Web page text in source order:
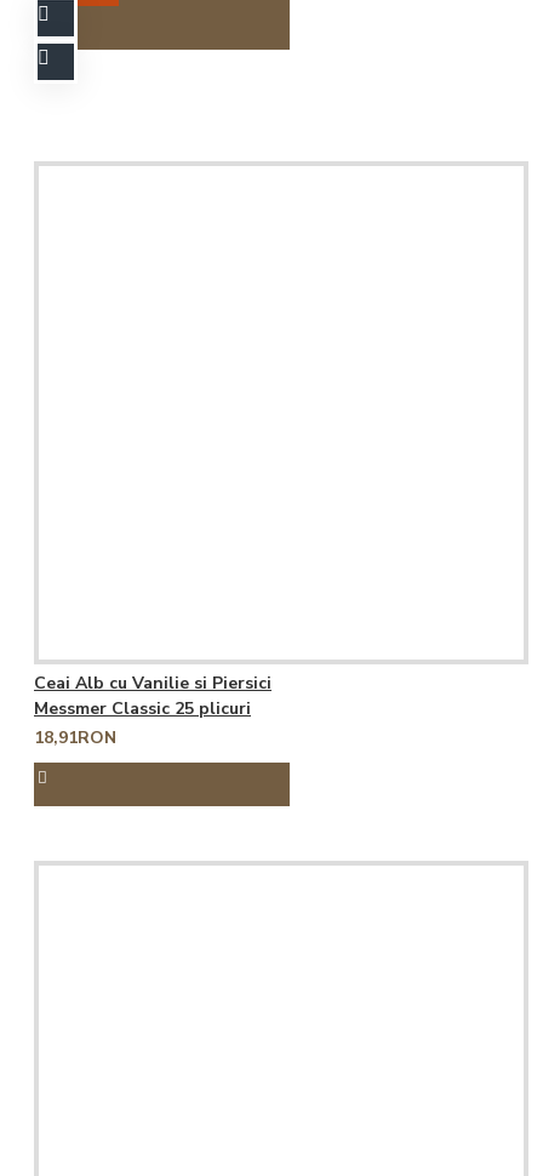
Ceai Alb cu Vanilie si Piersici
Messmer Classic 25 plicuri
18,91RON